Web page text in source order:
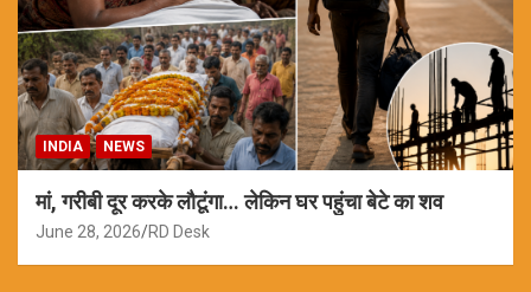
INDIA NEWS
मां, गरीबी दूर करके लौटूंगा… लेकिन घर पहुंचा बेटे का शव
June 28, 2026 RD Desk